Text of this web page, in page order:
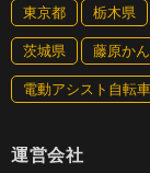
東京都 栃木県
茨城県 藤原か
電動アシスト自転車
運営会社